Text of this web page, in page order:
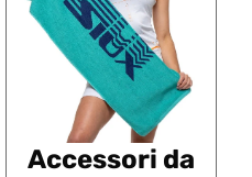
Accessori da